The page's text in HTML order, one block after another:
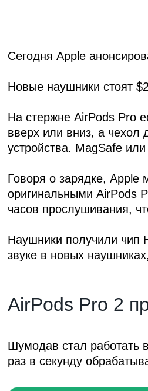
Сегодня Apple
Новые наушники стоят
На стержне AirPods Pro
вверх или вниз, а чехол
устройства. MagSafe
Говоря о зарядке, Apple
оригинальными AirPods
часов прослушивания,
Наушники получили чип
звуке в новых
AirPods Pro 2
Шумодав стал работать
раз в секунду